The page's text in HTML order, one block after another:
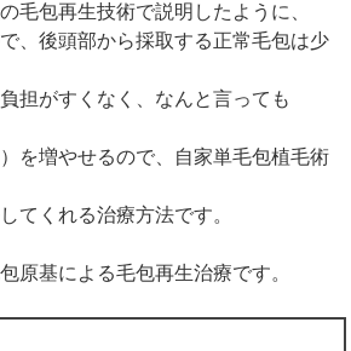
毛包再生技術で説明したように、
、後頭部から採取する正常毛包は少
担がすくなく、なんと言っても
を増やせるので、自家単毛包植毛術
てくれる治療方法です。
原基による毛包再生治療です。